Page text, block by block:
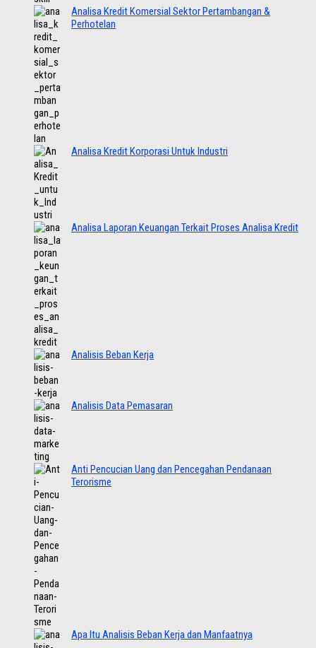
Analisa Kredit Komersial Sektor Pertambangan &
Perhotelan
Analisa Kredit Korporasi Untuk Industri
Analisa Laporan Keuangan Terkait Proses Analisa Kredit
Analisis Beban Kerja
Analisis Data Pemasaran
Anti Pencucian Uang dan Pencegahan Pendanaan
Terorisme
Apa Itu Analisis Beban Kerja dan Manfaatnya